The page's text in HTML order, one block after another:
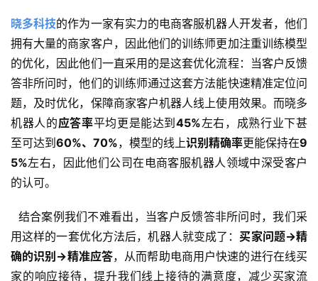
晓多科技的作为一家有实力的电商客服机器人开发者，他们
拥有大量的商家客户，因此他们的训练师更加注重训练模型
的优化，因此他们一直采用的是这套优化流程：当客户反馈
答非所问时，他们的训练师通过这套方法能快速精准定位问
题，及时优化，保障商家客户机器人线上使用效果。而晓多
机器人的应答率平均更是能达到45%左右，成熟行业下甚
至可达到60%、70%，模型的线上识别精确率更能保持在9
5%左右，因此他们公司在电商客服机器人领域中深受客户
的认可。
结合案例我们不难看出，当客户反馈答非所问时，我们采
用这样的一套优化方法后，机器人就变成了： 买家问题→精
确的识别→精准应答，从而帮助电商用户快速的进行在线买
家的响应接待，提升我们线上接待的满意度，减少买家流